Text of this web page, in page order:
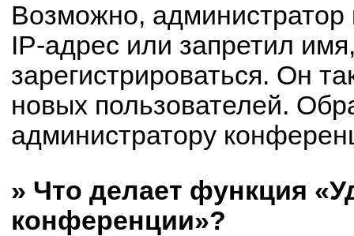
Возможно,
IP-адрес или запретил
зарегистрироваться. Он
новых пользователей.
администратору
» Что делает функция
конференции»?